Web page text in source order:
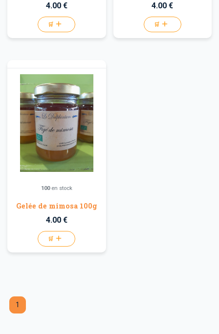
4.00 €
🛒
4.00 €
🛒
100en stock
Gelée de mimosa 100g
4.00 €
🛒
1